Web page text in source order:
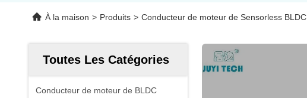
À la maison > Produits > Conducteur de moteur de Sensorless BLDC
Toutes Les Catégories
Conducteur de moteur de BLDC